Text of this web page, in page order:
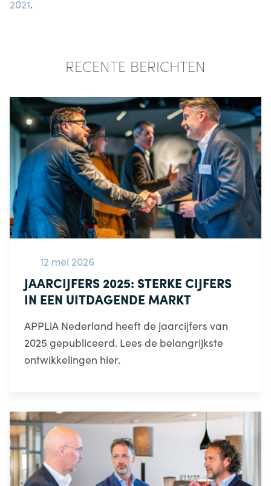
2021.
RECENTE BERICHTEN
12 mei 2026
JAARCIJFERS 2025: STERKE CIJFERS
IN EEN UITDAGENDE MARKT
APPLiA Nederland heeft de jaarcijfers van
2025 gepubliceerd. Lees de belangrijkste
ontwikkelingen hier.